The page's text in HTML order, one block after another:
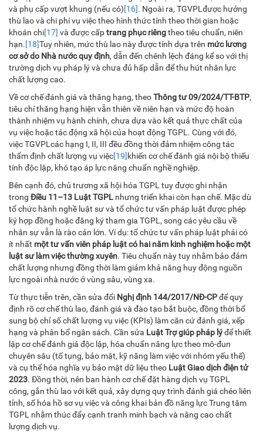
và phụ cấp vượt khung (nếu có)[16]. Ngoài ra, TGVPLđược hưởng
thù lao và chi phí vụ việc theo hình thức tính theo thời gian hoặc
khoán chi[17] và được cấptrang phục riêngtheo tiêu chuẩn, niên
hạn.[18]Tuy nhiên, mức thù lao này được tính dựa trên mức lương
cơ sở do Nhà nước quy định, dẫn đến chênh lệch đáng kể so với thị
trường dịch vụ pháp lý và chưa đủ hấp dẫn để thu hút nhân lực
chất lượng cao.
Về cơ chế đánh giá và thăng hạng, theoThông tư 09/2024/TT-BTP,
tiêu chí thăng hạng hiện vẫn thiên về niên hạn và mức độ hoàn
thành nhiệm vụ hành chính, chưa dựa vào kết quả thực chất của
vụ việc hoặc tác động xã hội của hoạt động TGPL. Cùng với đó,
việc TGVPLcác hạng I, II, III đều đồng thời đảm nhiệm công tác
thẩm định chất lượng vụ việc[19] khiến cơ chế đánh giá nội bộ thiếu
tính độc lập, khó tạo áp lực nâng chuẩn nghề nghiệp.
Bên cạnh đó, chủ trương xã hội hóa TGPL tuy được ghi nhận
trong Điều 11–13 Luật TGPL nhưng triển khai còn hạn chế. Mặc dù
tổ chức hành nghề luật sư và tổ chức tư vấn pháp luật được phép
ký hợp đồng hoặc đăng ký tham gia TGPL, song các yêu cầu về
nhân sự vẫn là rào cản lớn. Ví dụ: tổ chức tư vấn pháp luật phải có
ít nhất một tư vấn viên pháp luật có hai năm kinh nghiệm hoặc một
luật sư làm việc thường xuyên. Tiêu chuẩn này tuy nhằm bảo đảm
chất lượng nhưng đồng thời làm giảm khả năng huy động nguồn
lực ngoài nhà nước ở vùng sâu, vùng xa.
Từ thực tiễn trên, cần sửa đổi Nghị định 144/2017/NĐ-CPđể quy
định rõ cơ chế thù lao, đánh giá và đào tạo bắt buộc, đồng thời bổ
sung bộ chỉ số chất lượng vụ việc (KPIs) làm căn cứ đánh giá, xếp
hạng và phân bổ ngân sách. Cần sửa Luật Trợ giúp pháp lýđể thiết
lập cơ chế đánh giá độc lập, hóa chuẩn năng lực theo mô-đun
chuyên sâu (tố tụng, bảo mật, kỹ năng làm việc với nhóm yếu thế)
và cụ thể hóa nghĩa vụ bảo mật dữ liệu theo Luật Giao dịch điện tử
2023. Đồng thời, nên ban hành cơ chế đặt hàng dịch vụ TGPL
công, gắn thù lao với kết quả, xây dựng quy trình đánh giá chéo liên
tỉnh, số hóa hồ sơ vụ việc và công khai bản đồ năng lực Trung tâm
TGPL nhằm thúc đẩy cạnh tranh minh bạch và nâng cao chất
lượng dịch vụ.